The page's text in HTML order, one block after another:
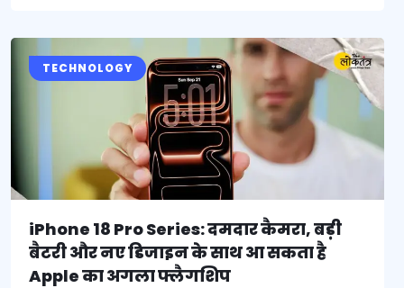
TECHNOLOGY
iPhone 18 Pro Series: दमदार कैमरा, बड़ी
बैटरी और नए डिजाइन के साथ आ सकता है
Apple का अगला फ्लैगशिप